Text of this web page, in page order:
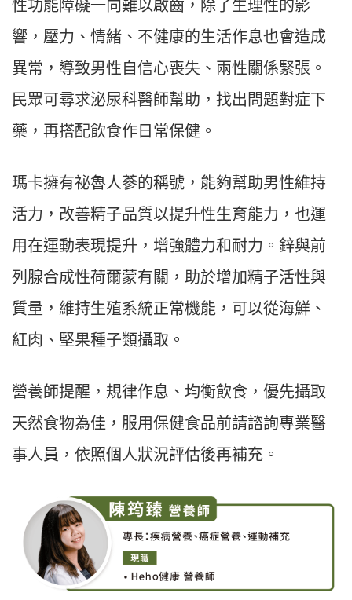
性功能障礙一向難以啟齒，除了生理性的影
響，壓力、情緒、不健康的生活作息也會造成
異常，導致男性自信心喪失、兩性關係緊張。
民眾可尋求泌尿科醫師幫助，找出問題對症下
藥，再搭配飲食作日常保健。
瑪卡擁有祕魯人蔘的稱號，能夠幫助男性維持
活力，改善精子品質以提升性生育能力，也運
用在運動表現提升，增強體力和耐力。鋅與前
列腺合成性荷爾蒙有關，助於增加精子活性與
質量，維持生殖系統正常機能，可以從海鮮、
紅肉、堅果種子類攝取。
營養師提醒，規律作息、均衡飲食，優先攝取
天然食物為佳，服用保健食品前請諮詢專業醫
事人員，依照個人狀況評估後再補充。